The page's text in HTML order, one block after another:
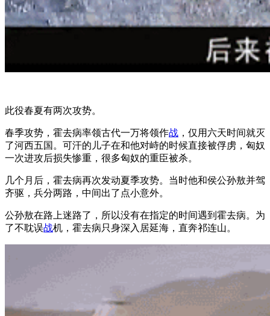
此役春夏有两次攻势。
春季攻势，霍去病率领古代一万将领作战 ，仅用六天时间就灭
了河西五国。可汗的儿子在和他对峙的时候直接被俘虏，匈奴
一次进攻后损失惨重，很多匈奴的重臣被杀。
几个月后，霍去病再次发动夏季攻势。当时他和侯公孙敖并驾
齐驱，兵分两路，中间出了点小意外。
公孙敖在路上迷路了，所以没有在指定的时间遇到霍去病。为
了不耽误战机，霍去病只身深入居延海，直奔祁连山。